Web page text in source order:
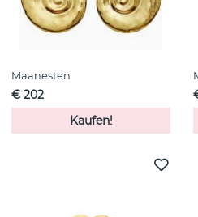
Maanesten
€ 202
Kaufen!